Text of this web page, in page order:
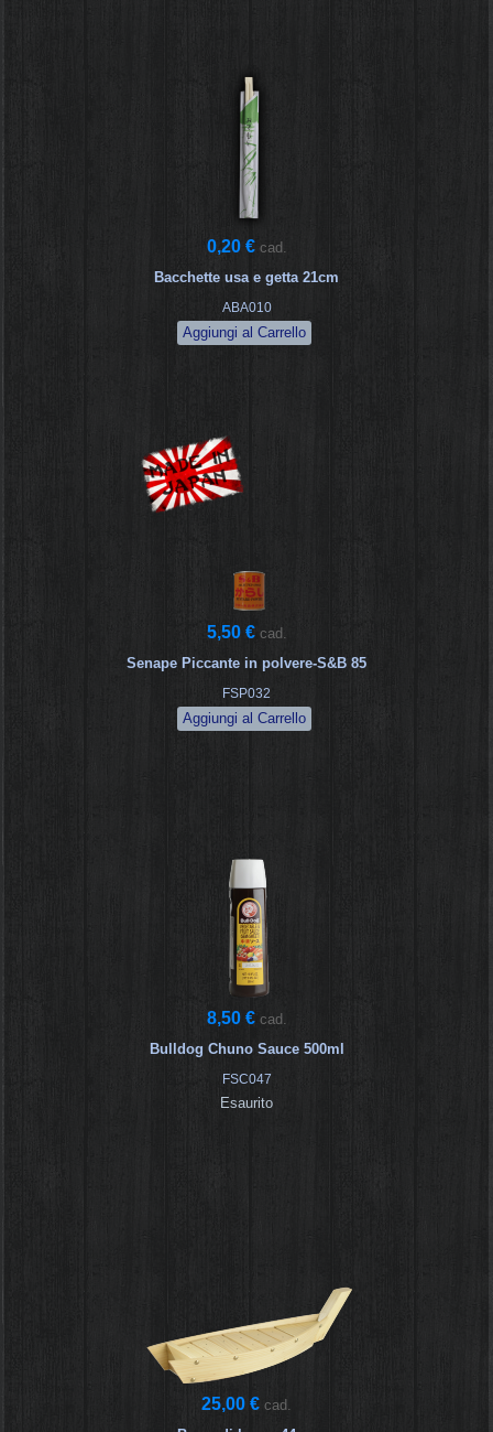
0,20 € cad.
Bacchette usa e getta 21cm
ABA010
5,50 € cad.
Senape Piccante in polvere-S&B 85
FSP032
8,50 € cad.
Bulldog Chuno Sauce 500ml
FSC047
Esaurito
25,00 € cad.